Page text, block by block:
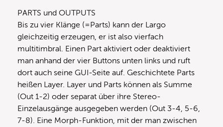
PARTS und OUTPUTS
Bis zu vier Klänge (=Parts) kann der Largo
gleichzeitig erzeugen, er ist also vierfach
multitimbral. Einen Part aktiviert oder deaktiviert
man anhand der vier Buttons unten links und ruft
dort auch seine GUI-Seite auf. Geschichtete Parts
heißen Layer. Layer und Parts können als Summe
(Out 1-2) oder separat über ihre Stereo-
Einzelausgänge ausgegeben werden (Out 3-4, 5-6,
7-8). Eine Morph-Funktion, mit der man zwischen